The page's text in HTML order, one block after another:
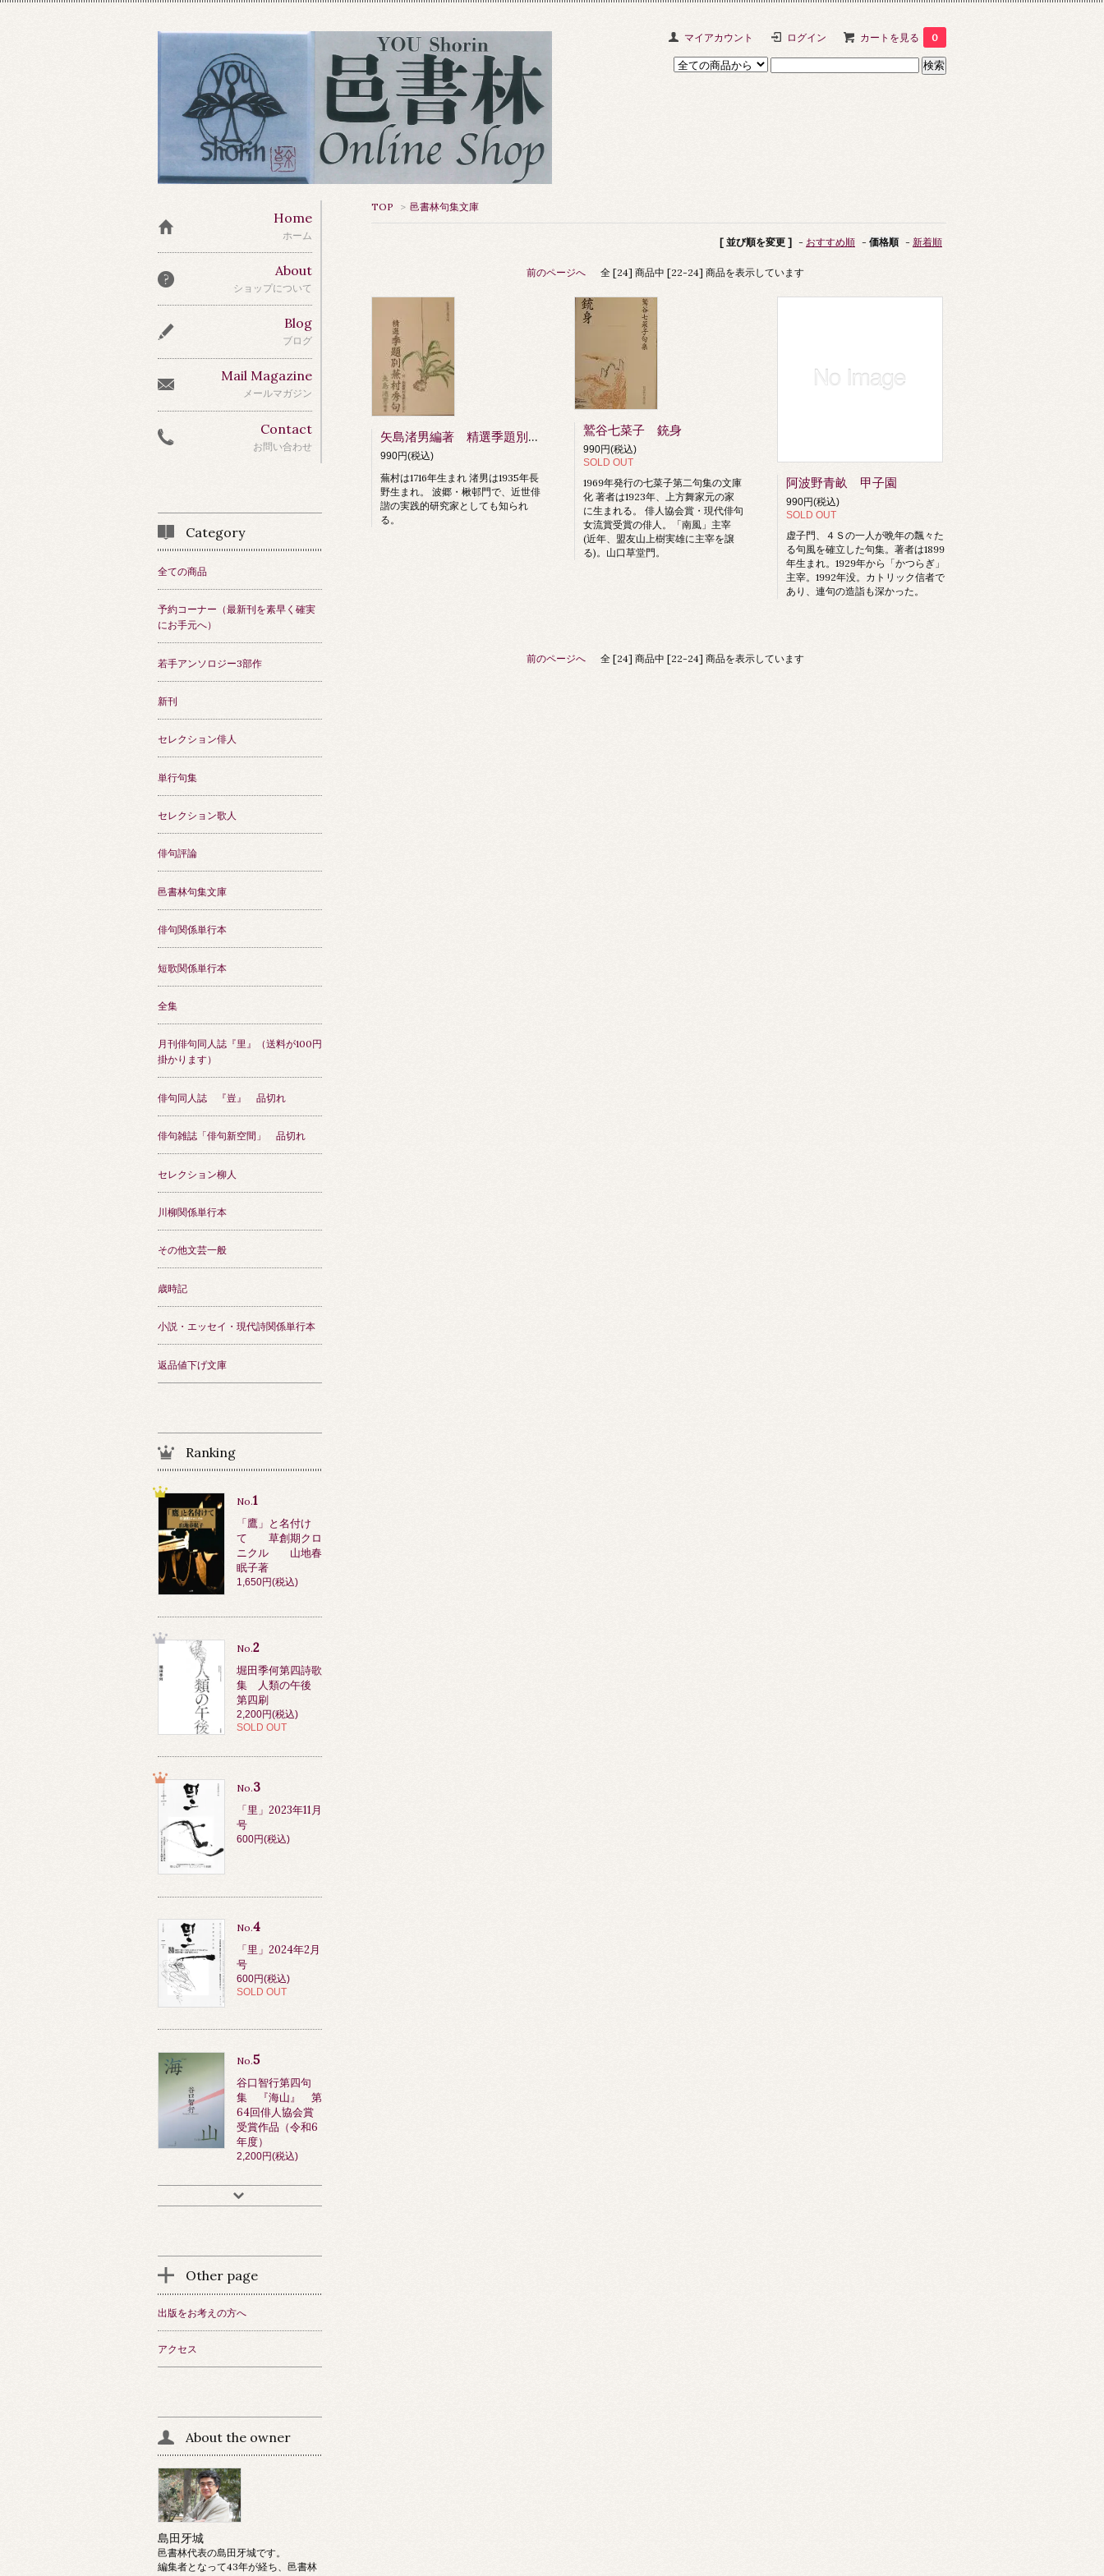
マイアカウント ログイン カートを見る 0
TOP > 邑書林句集文庫
[ 並び順を変更 ] - おすすめ順 - 価格順 - 新着順
前のページへ 全 [24] 商品中 [22-24] 商品を表示しています
矢島渚男編著 精選季題別蕪村秀句
990円(税込)
蕪村は1716年生まれ 渚男は1935年長
野生まれ。 波郷・楸邨門で、近世俳
諧の実践的研究家としても知られ
る。
鷲谷七菜子 銃身
990円(税込)
SOLD OUT
1969年発行の七菜子第二句集の文庫
化 著者は1923年、上方舞家元の家
に生まれる。 俳人協会賞・現代俳句
女流賞受賞の俳人。「南風」主宰
(近年、盟友山上樹実雄に主宰を譲
る)。山口草堂門。
阿波野青畝 甲子園
990円(税込)
SOLD OUT
虚子門、４Ｓの一人が晩年の飄々た
る句風を確立した句集。著者は1899
年生まれ。1929年から「かつらぎ」
主宰。1992年没。カトリック信者で
あり、連句の造詣も深かった。
前のページへ 全 [24] 商品中 [22-24] 商品を表示しています
Home
ホーム
About
ショップについて
Blog
ブログ
Mail Magazine
メールマガジン
Contact
お問い合わせ
Category
全ての商品
予約コーナー（最新刊を素早く確実
にお手元へ）
若手アンソロジー3部作
新刊
セレクション俳人
単行句集
セレクション歌人
俳句評論
邑書林句集文庫
俳句関係単行本
短歌関係単行本
全集
月刊俳句同人誌『里』（送料が100円
掛かります）
俳句同人誌 『豈』 品切れ
俳句雑誌「俳句新空間」 品切れ
セレクション柳人
川柳関係単行本
その他文芸一般
歳時記
小説・エッセイ・現代詩関係単行本
返品値下げ文庫
Ranking
No.1
「鷹」と名付け
て 草創期クロ
ニクル 山地春
眠子著
1,650円(税込)
No.2
堀田季何第四詩歌
集 人類の午後
第四刷
2,200円(税込)
SOLD OUT
No.3
「里」2023年11月
号
600円(税込)
No.4
「里」2024年2月
号
600円(税込)
SOLD OUT
No.5
谷口智行第四句
集 『海山』 第
64回俳人協会賞
受賞作品（令和6
年度）
2,200円(税込)
Other page
出版をお考えの方へ
アクセス
About the owner
島田牙城
邑書林代表の島田牙城です。
編集者となって43年が経ち、邑書林